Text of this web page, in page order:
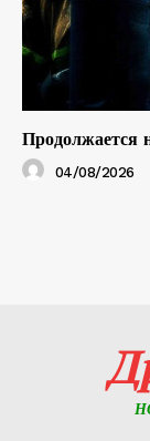
Продолжается
04/08/2026